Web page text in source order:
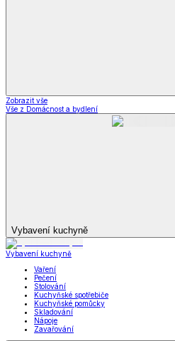
Zobrazit vše
Vše z Domácnost a bydlení
Vybavení kuchyně
Vybavení kuchyně
Vaření
Pečení
Stolování
Kuchyňské spotřebiče
Kuchyňské pomůcky
Skladování
Nápoje
Zavařování